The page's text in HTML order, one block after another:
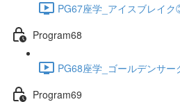
PG67座学_アイスブレイ
Program68
PG68座学_ゴールデンサ
Program69